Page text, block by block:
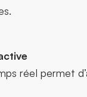
réel permet